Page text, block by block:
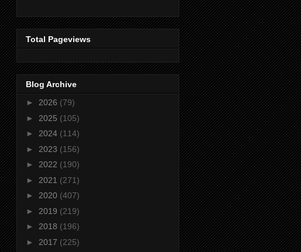
Total Pageviews
Blog Archive
► 2026 (79)
► 2025 (105)
► 2024 (114)
► 2023 (156)
► 2022 (190)
► 2021 (271)
► 2020 (407)
► 2019 (219)
► 2018 (196)
► 2017 (225)